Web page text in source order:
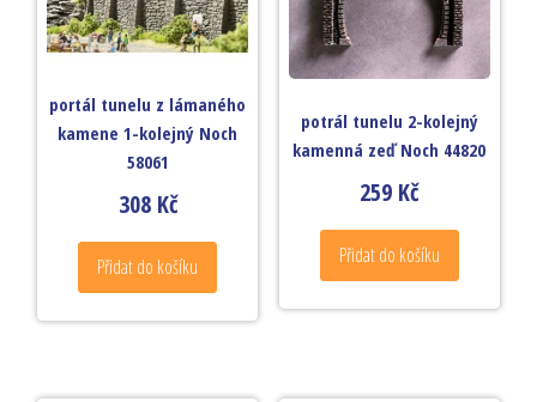
portál tunelu z lámaného
kamene 1-kolejný Noch
58061
308 Kč
Přidat do košíku
potrál tunelu 2-kolejný
kamenná zeď Noch 44820
259 Kč
Přidat do košíku